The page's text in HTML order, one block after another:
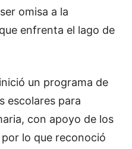
omisa a la
enfrenta el lago de
un programa de
escolares para
con apoyo de los
lo que reconoció